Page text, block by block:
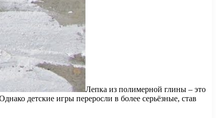
Лепка из полимерной глины – это
детские игры переросли в более серьёзные, став